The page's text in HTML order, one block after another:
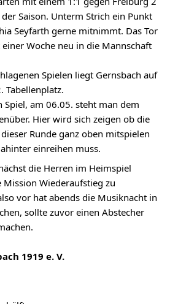
Saison. Unterm Strich ein Punkt
Seyfarth gerne mitnimmt. Das Tor
Woche neu in die Mannschaft
Spielen liegt Gernsbach auf
Tabellenplatz.
Spiel, am 06.05. steht man dem
Hier wird sich zeigen ob die
Runde ganz oben mitspielen
einreihen muss.
die Herren im Heimspiel
Wiederaufstieg zu
vor hat abends die Musiknacht in
sollte zuvor einen Abstecher
1919 e. V.